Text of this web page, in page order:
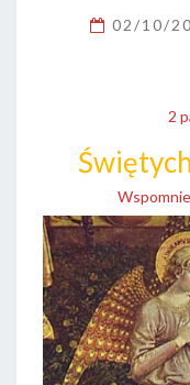
02/10/
2